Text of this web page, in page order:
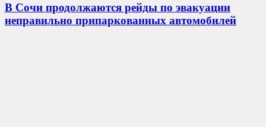
В Сочи продолжаются рейды по эвакуации
неправильно припаркованных автомобилей